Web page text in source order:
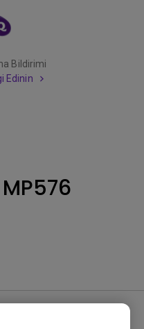
Bildirimi
Edinin
MP576